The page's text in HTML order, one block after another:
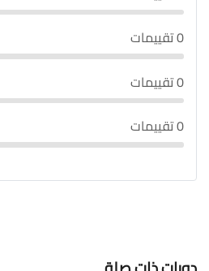
0 تقييمات
0 تقييمات
0 تقييمات